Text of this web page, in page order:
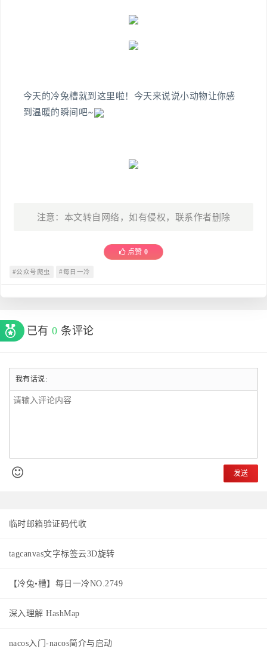
今天的冷兔槽就到这里啦！今天来说说小动物让你感
到温暖的瞬间吧~
注意：本文转自网络，如有侵权，联系作者删除
点赞 0
#公众号爬虫 #每日一冷
已有0 条评论
我有话说:
发送
临时邮箱验证码代收
tagcanvas文字标签云3D旋转
【冷兔•槽】每日一冷NO.2749
深入理解 HashMap
nacos入门-nacos简介与启动